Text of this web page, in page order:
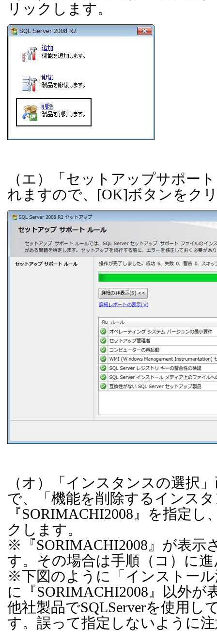
リックします。
（エ）「セットアップサポー
れますので、 [OK]ボタンをク
（オ）「インスタンスの選択
で、「機能を削除するインス
『SORIMACHI2008 』を指定し
クします。
※『SORIMACHI2008 』が表示
す。その場合は手順（コ）に
※下図のように「インストー
に『SORIMACHI2008 』以外が
他社製品でSQLServerを使用し
す。誤って指定しないように